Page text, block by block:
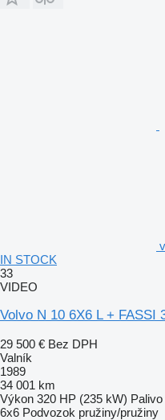
IN STOCK
33
VIDEO
Volvo N 10 6X6 L + FASSI
29 500 € Bez DPH
Valník
1989
34 001 km
Výkon 320 HP (235 kW) Palivo
6x6 Podvozok pružiny/pružiny